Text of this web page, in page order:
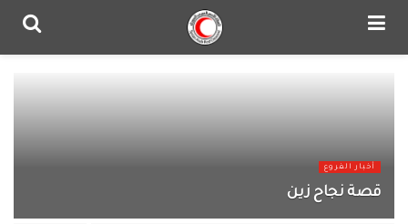
أخبار الفروع
قصة نجاح زين